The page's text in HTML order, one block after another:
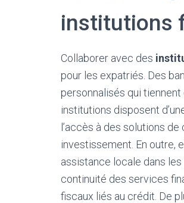
institutions
Collaborer avec des
pour les expatriés. Des
personnalisés qui
institutions disposent
l’accès à des solutions
investissement. En outre,
assistance locale dans
continuité des services
fiscaux liés au crédit. De